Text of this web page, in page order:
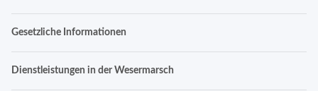
Gesetzliche Informationen
Dienstleistungen in der Wesermarsch